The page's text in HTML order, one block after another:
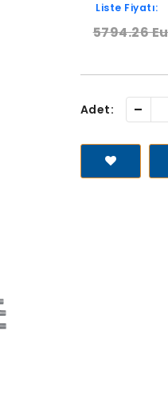
Liste Fiyatı:
5794.26
Adet: -